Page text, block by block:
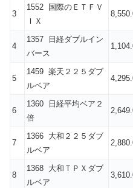
3
1552 国際のＥＴＦＶ
ＩＸ
4
1357 日経ダブルイン
バース
5
1459 楽天２２５ダブ
ルベア
6
1360 日経平均ベア２
倍
7
1366 大和２２５ダブ
ルベア
8
1368 大和ＴＰＸダブ
ルベア